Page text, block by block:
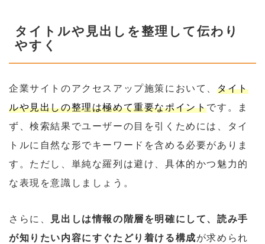
タイトルや見出しを整理して伝わり
やすく
企業サイトのアクセスアップ施策において、タイト
ルや見出しの整理は極めて重要なポイントです。ま
ず、検索結果でユーザーの目を引くためには、タイ
トルに自然な形でキーワードを含める必要がありま
す。ただし、単純な羅列は避け、具体的かつ魅力的
な表現を意識しましょう。
さらに、
見出しは情報の階層を明確にして、読み手
が知りたい内容にすぐたどり着ける構成が求められ